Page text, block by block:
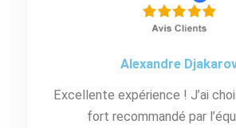
Alexandre
Excellente expérience ! J’ai
fort recommandé par